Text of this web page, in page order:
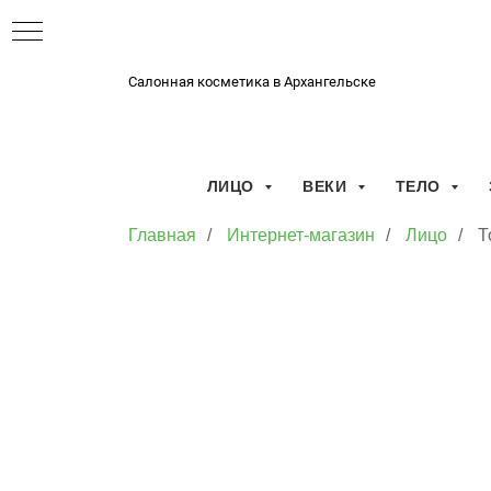
Салонная косметика в Архангельске
ЛИЦО ВЕКИ ТЕЛО
Главная / Интернет-магазин / Лицо /